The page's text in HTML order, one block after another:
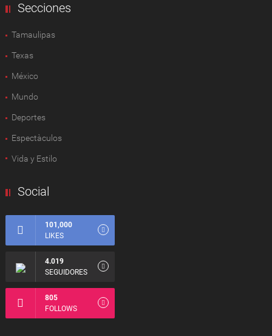
Secciones
Tamaulipas
Texas
México
Mundo
Deportes
Espectàculos
Vida y Estilo
Social
101,000
LIKES
4.019
SEGUIDORES
805
FOLLOWS